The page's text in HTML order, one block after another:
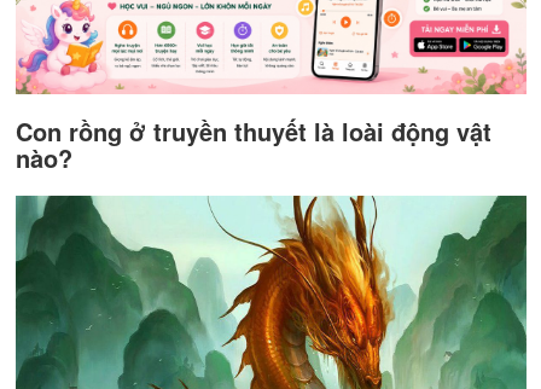
Con rồng ở truyền thuyết là loài động vật
nào?